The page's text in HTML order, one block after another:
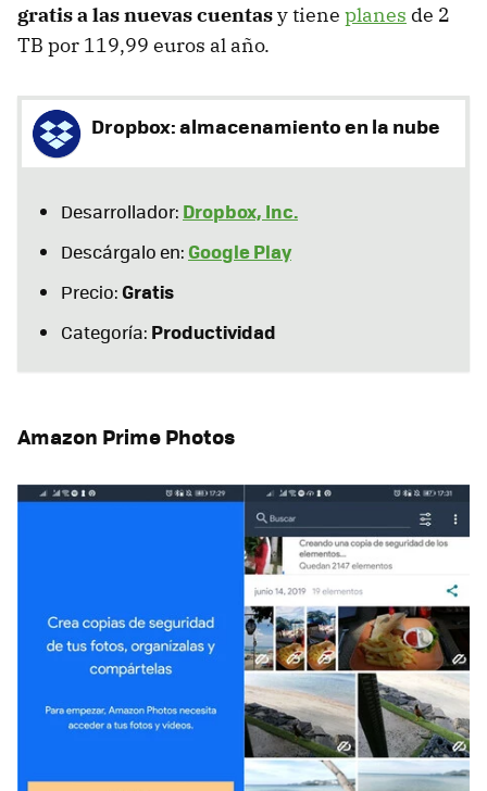
gratis a las nuevas cuentasy tiene planes de 2
TB por 119,99 euros al año.
Dropbox: almacenamiento en la nube
Desarrollador: Dropbox, Inc.
Descárgalo en: Google Play
Precio:Gratis
Categoría: Productividad
Amazon Prime Photos